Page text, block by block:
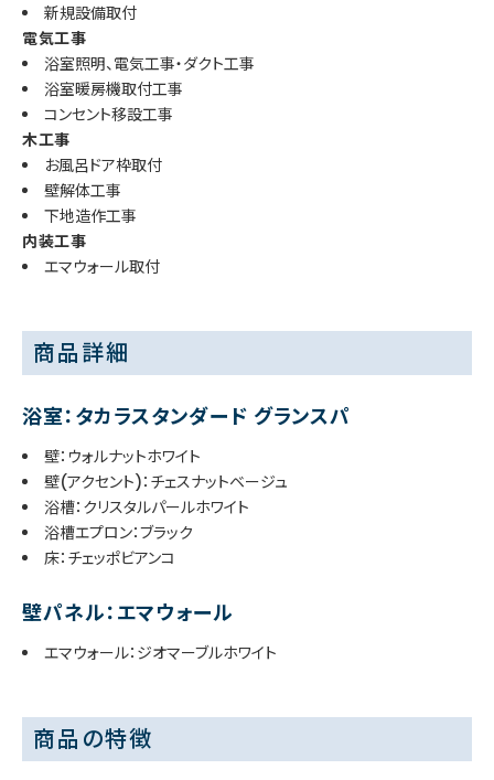
新規設備取付
電気工事
浴室照明、電気工事・ダクト工事
浴室暖房機取付工事
コンセント移設工事
木工事
お風呂ドア枠取付
壁解体工事
下地造作工事
内装工事
エマウォール取付
商品詳細
浴室：タカラスタンダード グランスパ
壁：ウォルナットホワイト
壁(アクセント)：チェスナットベージュ
浴槽：クリスタルパールホワイト
浴槽エプロン：ブラック
床：チェッポビアンコ
壁パネル：エマウォール
エマウォール：ジオマーブルホワイト
商品の特徴